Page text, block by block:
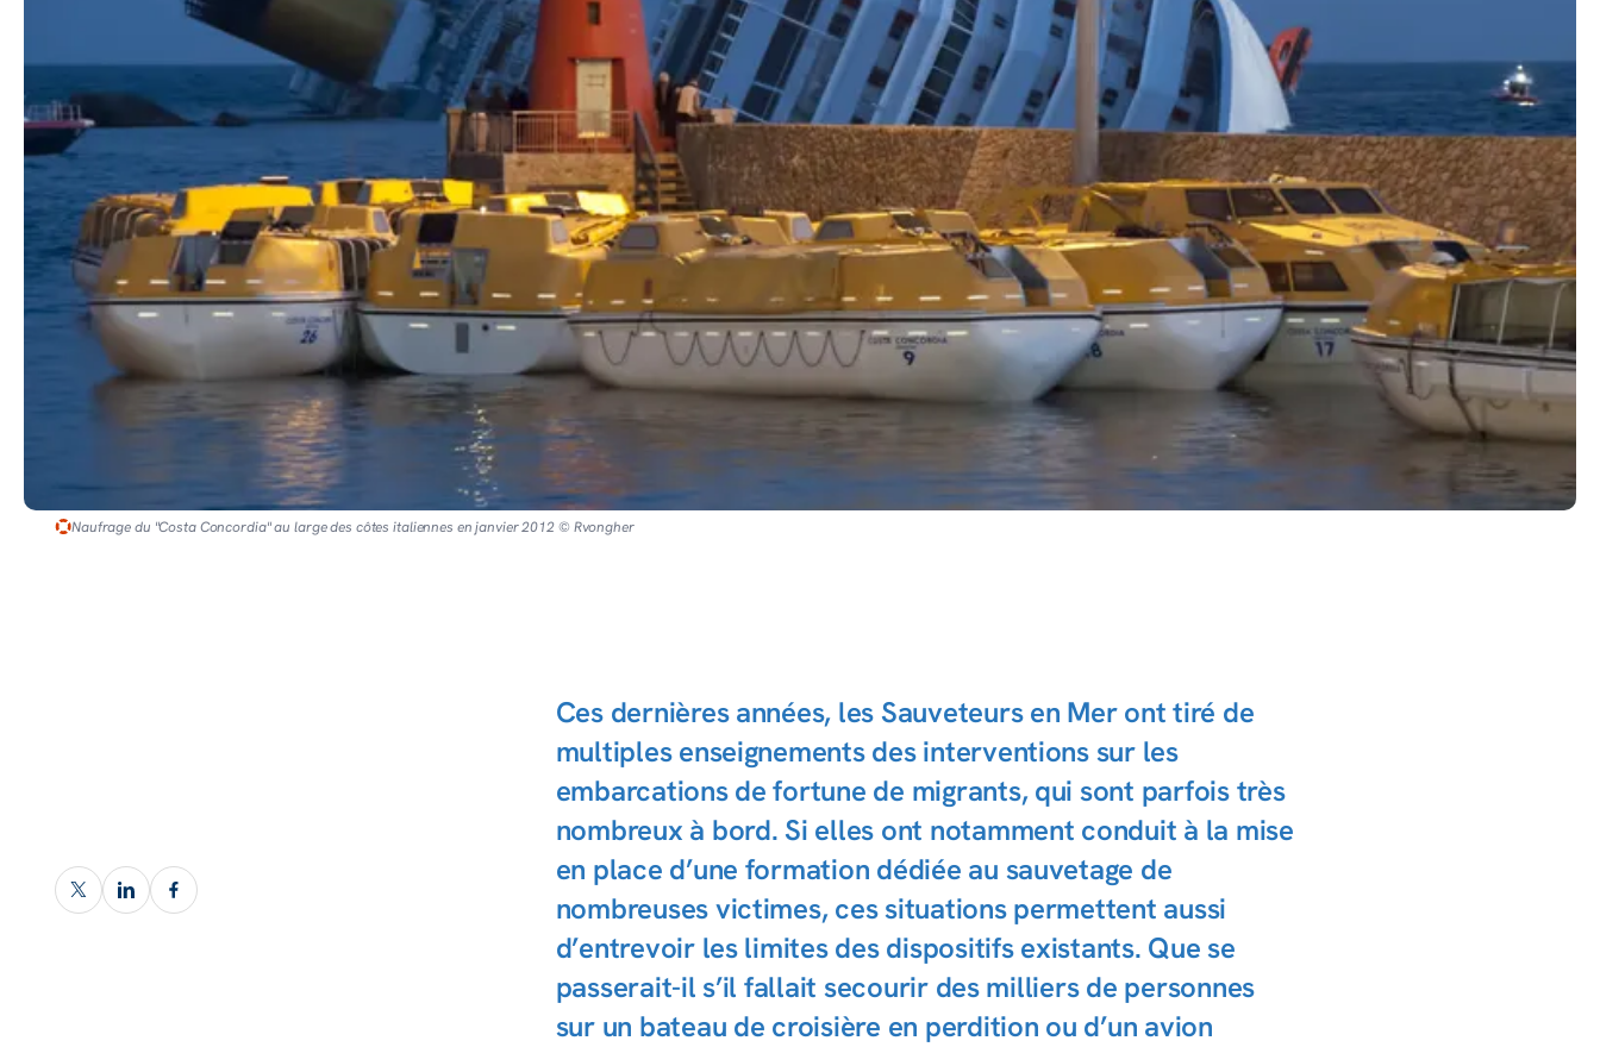
Naufrage du "Costa Concordia" au large des côtes italiennes en janvier 2012 © Rvongher
Ces dernières années, les Sauveteurs en Mer ont tiré de
multiples enseignements des interventions sur les
embarcations de fortune de migrants, qui sont parfois très
nombreux à bord. Si elles ont notamment conduit à la mise
en place d’une formation dédiée au sauvetage de
nombreuses victimes, ces situations permettent aussi
d’entrevoir les limites des dispositifs existants. Que se
passerait-il s’il fallait secourir des milliers de personnes
sur un bateau de croisière en perdition ou d’un avion